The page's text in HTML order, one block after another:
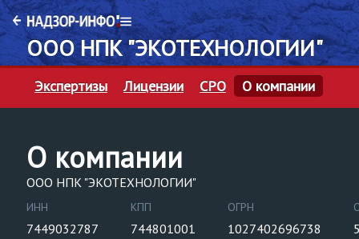
ООО НПК "ЭКОТЕХНОЛОГИИ"
Экспертизы Лицензии СРО О компании
О компании
ООО НПК "ЭКОТЕХНОЛОГИИ"
ИНН
7449032787
КПП
744801001
ОГРН
1027402696738